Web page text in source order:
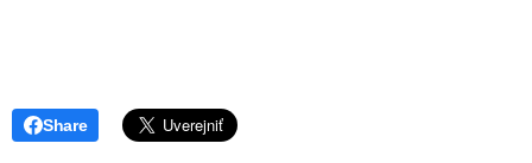
Share